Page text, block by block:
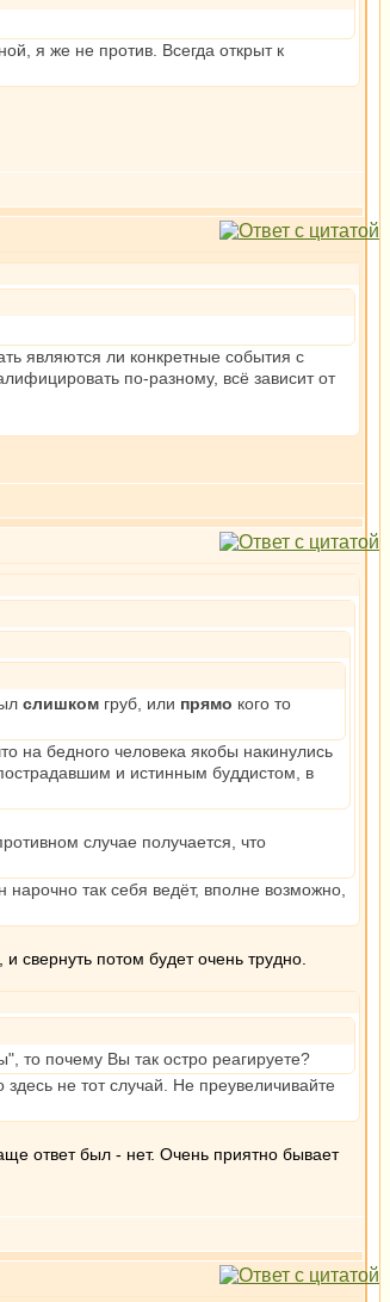
я же не против. Всегда открыт к
являются ли конкретные события с
по-разному, всё зависит от
слишком груб, или прямо кого то
на бедного человека якобы накинулись
и истинным буддистом, в
случае получается, что
так себя ведёт, вполне возможно,
свернуть потом будет очень трудно.
то почему Вы так остро реагируете?
не тот случай. Не преувеличивайте
ответ был - нет. Очень приятно бывает